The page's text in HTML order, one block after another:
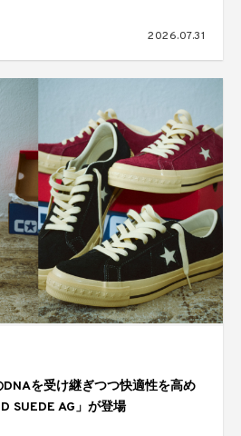
2026.07.31
DNAを受け継ぎつつ快適性を高め
SUEDE AG」が登場